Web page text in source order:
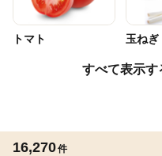
トマト 玉ねぎ
すべて表示す
16,270件